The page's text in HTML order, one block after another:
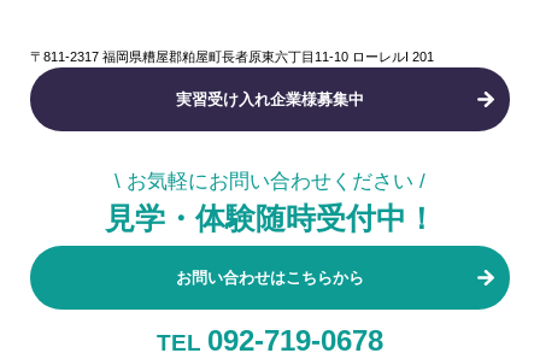
〒811-2317 福岡県糟屋郡粕屋町長者原東六丁目11-10 ローレルI 201
実習受け入れ企業様募集中
\ お気軽にお問い合わせください /
見学・体験随時受付中！
お問い合わせはこちらから
TEL 092-719-0678